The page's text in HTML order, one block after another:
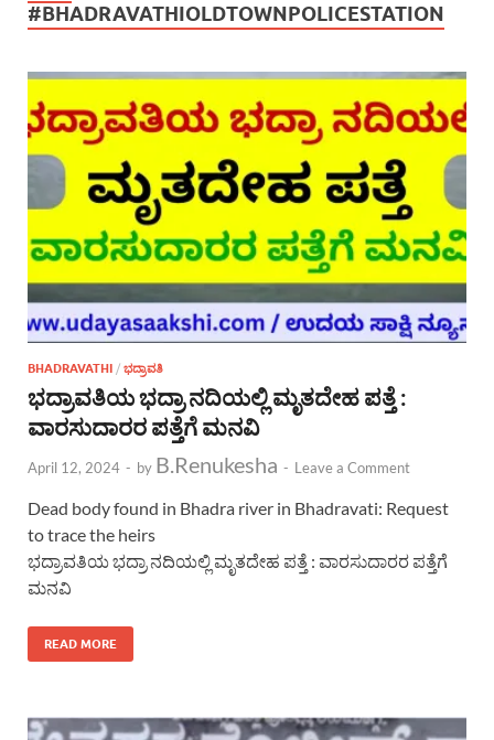
#BHADRAVATHIOLDTOWNPOLICESTATION
BHADRAVATHI / ಭದ್ರಾವತಿ
ಭದ್ರಾವತಿಯ ಭದ್ರಾ ನದಿಯಲ್ಲಿ ಮೃತದೇಹ ಪತ್ತೆ :
ವಾರಸುದಾರರ ಪತ್ತೆಗೆ ಮನವಿ
April 12, 2024 - by B.Renukesha - Leave a Comment
Dead body found in Bhadra river in Bhadravati: Request
to trace the heirs
ಭದ್ರಾವತಿಯ ಭದ್ರಾ ನದಿಯಲ್ಲಿ ಮೃತದೇಹ ಪತ್ತೆ : ವಾರಸುದಾರರ ಪತ್ತೆಗೆ
ಮನವಿ
READ MORE